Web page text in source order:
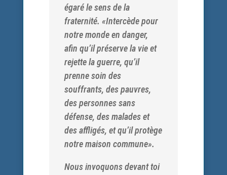
égaré le sens de la
fraternité. «Intercède pour
notre monde en danger,
afin qu’il préserve la vie et
rejette la guerre, qu’il
prenne soin des
souffrants, des pauvres,
des personnes sans
défense, des malades et
des affligés, et qu’il protège
notre maison commune».
Nous invoquons devant toi